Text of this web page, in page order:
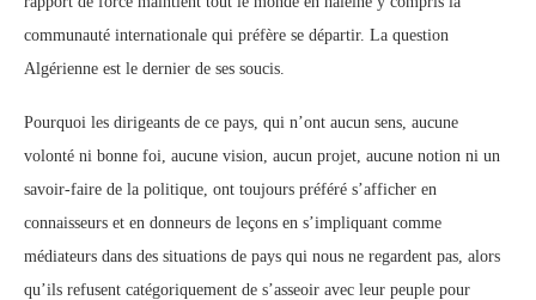
communauté internationale qui préfère se départir. La question
Algérienne est le dernier de ses soucis.
Pourquoi les dirigeants de ce pays, qui n’ont aucun sens, aucune
volonté ni bonne foi, aucune vision, aucun projet, aucune notion ni un
savoir-faire de la politique, ont toujours préféré s’afficher en
connaisseurs et en donneurs de leçons en s’impliquant comme
médiateurs dans des situations de pays qui nous ne regardent pas, alors
qu’ils refusent catégoriquement de s’asseoir avec leur peuple pour